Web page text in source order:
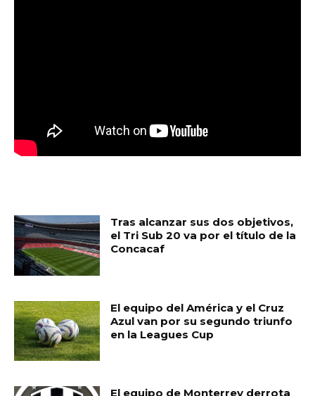
Tras alcanzar sus dos objetivos,
el Tri Sub 20 va por el título de la
Concacaf
El equipo del América y el Cruz
Azul van por su segundo triunfo
en la Leagues Cup
El equipo de Monterrey derrota